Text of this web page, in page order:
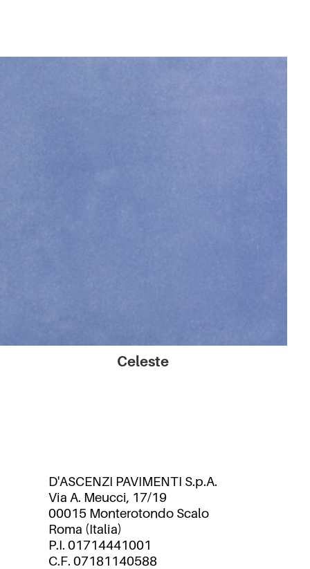
Celeste
D'ASCENZI PAVIMENTI S.p.A.
Via A. Meucci, 17/19
00015 Monterotondo Scalo
Roma (Italia)
P.I. 01714441001
C.F. 07181140588